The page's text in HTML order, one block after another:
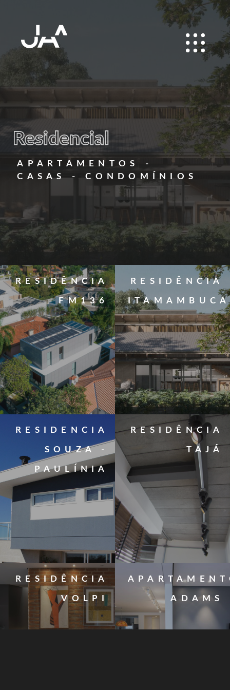
Residencial
APARTAMENTOS -
CASAS - CONDOMÍNIOS
RESIDÊNCIA
FM136
RESIDÊNCIA
ITAMAMBUCA
RESIDENCIA
SOUZA -
PAULÍNIA
RESIDÊNCIA
TAJÁ
RESIDÊNCIA
VOLPI ADAMS